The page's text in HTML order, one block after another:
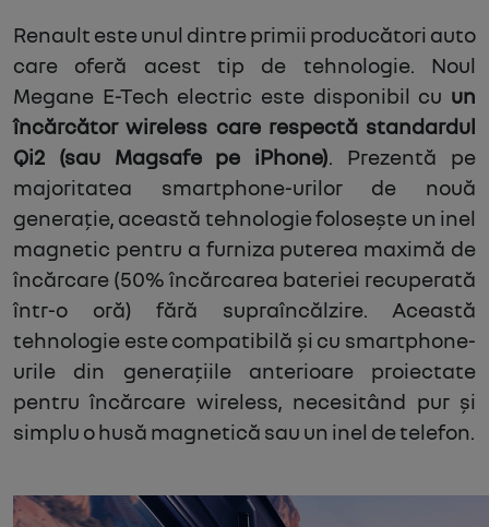
Renault este unul dintre primii producători auto
care oferă acest tip de tehnologie. Noul
Megane E-Tech electric este disponibil cu un
încărcător wireless care respectă standardul
Qi2 (sau Magsafe pe iPhone). Prezentă pe
majoritatea smartphone-urilor de nouă
generație, această tehnologie folosește un inel
magnetic pentru a furniza puterea maximă de
încărcare (50% încărcarea bateriei recuperată
într-o oră) fără supraîncălzire. Această
tehnologie este compatibilă și cu smartphone-
urile din generațiile anterioare proiectate
pentru încărcare wireless, necesitând pur și
simplu o husă magnetică sau un inel de telefon.